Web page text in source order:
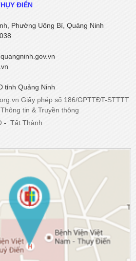
ĐIỂN
Phường Uông Bí, Quảng Ninh
tỉnh Quảng Ninh
Giấy phép số 186/GPTTĐT-STTTT
tin & Truyền thông
- Tất Thành